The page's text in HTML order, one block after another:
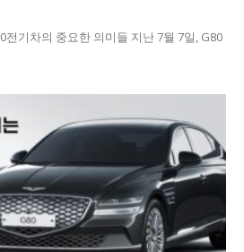
전기차의 중요한 의미들 지난 7월 7일, G80